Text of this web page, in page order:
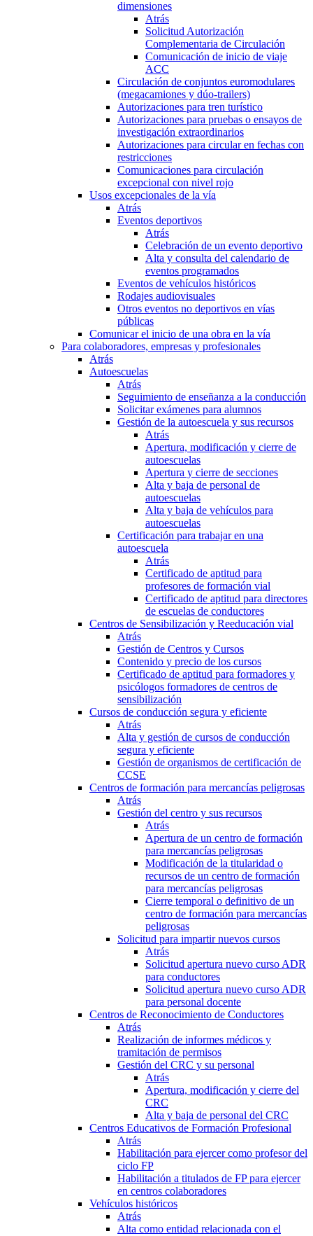
dimensiones
Atrás
Solicitud Autorización
Complementaria de Circulación
Comunicación de inicio de viaje
ACC
Circulación de conjuntos euromodulares
(megacamiones y dúo-trailers)
Autorizaciones para tren turístico
Autorizaciones para pruebas o ensayos de
investigación extraordinarios
Autorizaciones para circular en fechas con
restricciones
Comunicaciones para circulación
excepcional con nivel rojo
Usos excepcionales de la vía
Atrás
Eventos deportivos
Atrás
Celebración de un evento deportivo
Alta y consulta del calendario de
eventos programados
Eventos de vehículos históricos
Rodajes audiovisuales
Otros eventos no deportivos en vías
públicas
Comunicar el inicio de una obra en la vía
Para colaboradores, empresas y profesionales
Atrás
Autoescuelas
Atrás
Seguimiento de enseñanza a la conducción
Solicitar exámenes para alumnos
Gestión de la autoescuela y sus recursos
Atrás
Apertura, modificación y cierre de
autoescuelas
Apertura y cierre de secciones
Alta y baja de personal de
autoescuelas
Alta y baja de vehículos para
autoescuelas
Certificación para trabajar en una
autoescuela
Atrás
Certificado de aptitud para
profesores de formación vial
Certificado de aptitud para directores
de escuelas de conductores
Centros de Sensibilización y Reeducación vial
Atrás
Gestión de Centros y Cursos
Contenido y precio de los cursos
Certificado de aptitud para formadores y
psicólogos formadores de centros de
sensibilización
Cursos de conducción segura y eficiente
Atrás
Alta y gestión de cursos de conducción
segura y eficiente
Gestión de organismos de certificación de
CCSE
Centros de formación para mercancías peligrosas
Atrás
Gestión del centro y sus recursos
Atrás
Apertura de un centro de formación
para mercancías peligrosas
Modificación de la titularidad o
recursos de un centro de formación
para mercancías peligrosas
Cierre temporal o definitivo de un
centro de formación para mercancías
peligrosas
Solicitud para impartir nuevos cursos
Atrás
Solicitud apertura nuevo curso ADR
para conductores
Solicitud apertura nuevo curso ADR
para personal docente
Centros de Reconocimiento de Conductores
Atrás
Realización de informes médicos y
tramitación de permisos
Gestión del CRC y su personal
Atrás
Apertura, modificación y cierre del
CRC
Alta y baja de personal del CRC
Centros Educativos de Formación Profesional
Atrás
Habilitación para ejercer como profesor del
ciclo FP
Habilitación a titulados de FP para ejercer
en centros colaboradores
Vehículos históricos
Atrás
Alta como entidad relacionada con el